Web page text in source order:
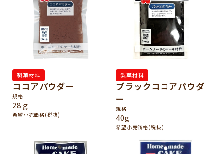
ココアパウダー
製菓材料
規格
28ｇ
希望小売価格(税抜)
ブラックココアパウダ
ー
製菓材料
規格
40g
希望小売価格(税抜)